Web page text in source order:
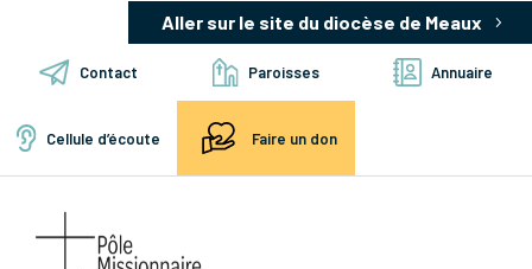
Aller sur le site du diocèse de Meaux
Contact Paroisses Annuaire
Cellule d’écoute Faire un don